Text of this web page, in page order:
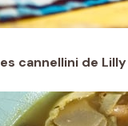
cannellini de Lilly